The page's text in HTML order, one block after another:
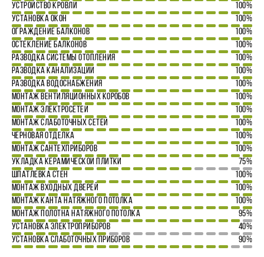
УСТРОЙСТВО КРОВЛИ
100%
УСТАНОВКА ОКОН
100%
ОГРАЖДЕНИЕ БАЛКОНОВ
100%
ОСТЕКЛЕНИЕ БАЛКОНОВ
100%
РАЗВОДКА СИСТЕМЫ ОТОПЛЕНИЯ
100%
РАЗВОДКА КАНАЛИЗАЦИИ
100%
РАЗВОДКА ВОДОСНАБЖЕНИЯ
100%
МОНТАЖ ВЕНТИЛЯЦИОННЫХ КОРОБОВ
100%
МОНТАЖ ЭЛЕКТРОСЕТЕЙ
100%
МОНТАЖ СЛАБОТОЧНЫХ СЕТЕЙ
100%
ЧЕРНОВАЯ ОТДЕЛКА
100%
МОНТАЖ САНТЕХПРИБОРОВ
100%
УКЛАДКА КЕРАМИЧЕСКОЙ ПЛИТКИ
75%
ШПАТЛЕВКА СТЕН
100%
МОНТАЖ ВХОДНЫХ ДВЕРЕЙ
100%
МОНТАЖ КАНТА НАТЯЖНОГО ПОТОЛКА
100%
МОНТАЖ ПОЛОТНА НАТЯЖНОГО ПОТОЛКА
95%
УСТАНОВКА ЭЛЕКТРОПРИБОРОВ
40%
УСТАНОВКА СЛАБОТОЧНЫХ ПРИБОРОВ
90%